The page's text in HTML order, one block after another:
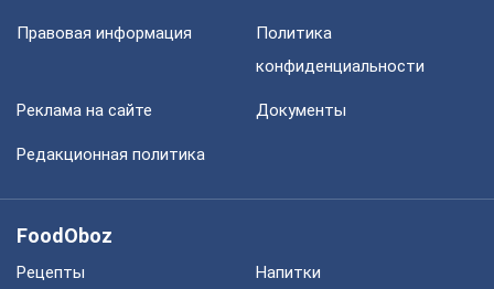
Правовая информация
Политика
конфиденциальности
Реклама на сайте Документы
Редакционная политика
FoodOboz
Рецепты Напитки